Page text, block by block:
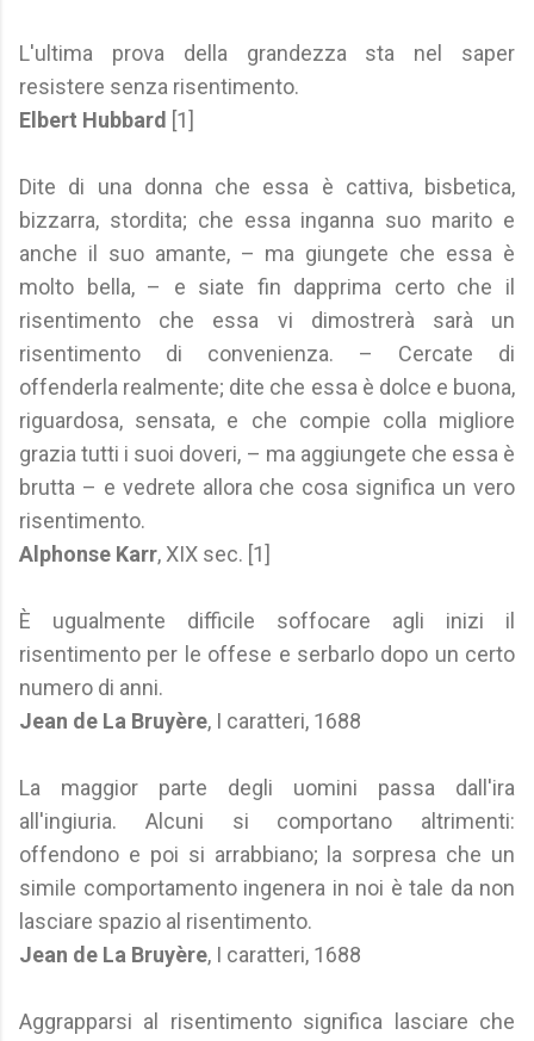
L'ultima prova della grandezza sta nel saper
resistere senza risentimento.
Elbert Hubbard [1]
Dite di una donna che essa è cattiva, bisbetica,
bizzarra, stordita; che essa inganna suo marito e
anche il suo amante, – ma giungete che essa è
molto bella, – e siate fin dapprima certo che il
risentimento che essa vi dimostrerà sarà un
risentimento di convenienza. – Cercate di
offenderla realmente; dite che essa è dolce e buona,
riguardosa, sensata, e che compie colla migliore
grazia tutti i suoi doveri, – ma aggiungete che essa è
brutta – e vedrete allora che cosa significa un vero
risentimento.
Alphonse Karr, XIX sec. [1]
È ugualmente difficile soffocare agli inizi il
risentimento per le offese e serbarlo dopo un certo
numero di anni.
Jean de La Bruyère, I caratteri, 1688
La maggior parte degli uomini passa dall'ira
all'ingiuria. Alcuni si comportano altrimenti:
offendono e poi si arrabbiano; la sorpresa che un
simile comportamento ingenera in noi è tale da non
lasciare spazio al risentimento.
Jean de La Bruyère, I caratteri, 1688
Aggrapparsi al risentimento significa lasciare che